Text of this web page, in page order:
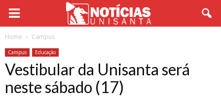
Home Campus
Campus Educação
Vestibular da Unisanta será
neste sábado (17)